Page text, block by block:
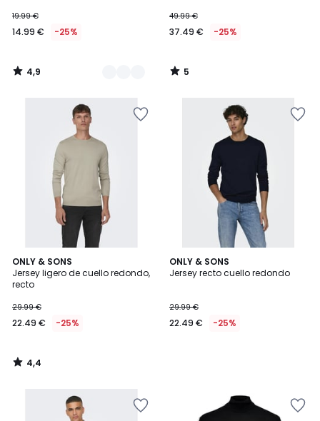
€
en
de
19.99
19.99 €
14.99 € -25%
4,9
/
49.99 €
37.49 € -25%
5
/
ONLY & SONS
Jersey ligero de cuello redondo,
recto
29.99 €
22.49 € -25%
4,4
/ 5
4,4
/
ONLY & SONS
Jersey recto cuello redondo
29.99 €
22.49 € -25%